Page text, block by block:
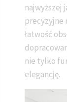
najwyższej
precyzyjne
łatwość
nie tylko
elegancję.